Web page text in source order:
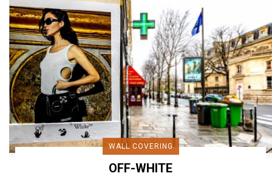
WALL COVERING
OFF-WHITE